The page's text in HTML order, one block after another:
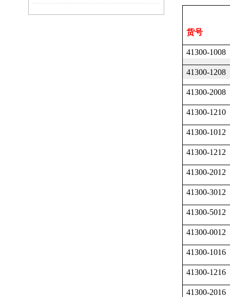
货号
41300-1008
41300-1208
41300-2008
41300-1210
41300-1012
41300-1212
41300-2012
41300-3012
41300-5012
41300-0012
41300-1016
41300-1216
41300-2016